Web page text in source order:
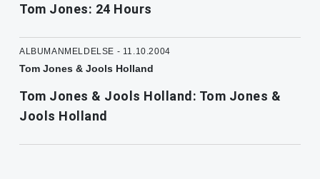
Tom Jones: 24 Hours
ALBUMANMELDELSE - 11.10.2004
Tom Jones & Jools Holland
Tom Jones & Jools Holland: Tom Jones &
Jools Holland